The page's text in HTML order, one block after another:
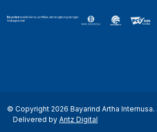
Bayarind memiliki lisensi, sertifikasi, dan tergabung dengan
lembaga terkait
© Copyright 2026 Bayarind Artha Internusa.
Delivered by Antz Digital